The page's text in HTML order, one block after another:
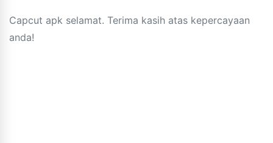
Capcut apk selamat. Terima kasih atas kepercayaan
anda!